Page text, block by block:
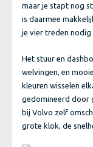
maar je stapt nog
is daarmee
je vier treden nodig
Het stuur en
welvingen, en
kleuren wisselen
gedomineerd door
bij Volvo zelf
grote klok, de